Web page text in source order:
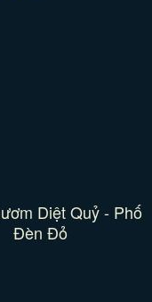
Diệt Quỷ - Phố
Đèn Đỏ